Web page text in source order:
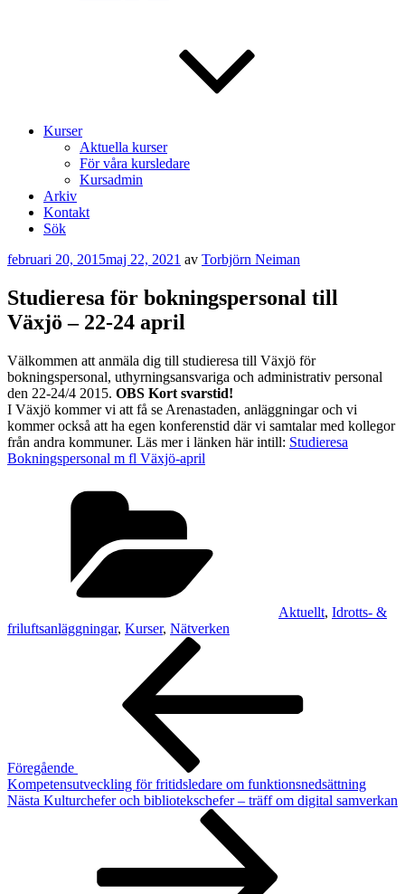
Kurser
Aktuella kurser
För våra kursledare
Kursadmin
Arkiv
Kontakt
Sök
Publicerat
februari 20, 2015maj 22, 2021 av Torbjörn Neiman
Studieresa för bokningspersonal till
Växjö – 22-24 april
Välkommen att anmäla dig till studieresa till Växjö för
bokningspersonal, uthyrningsansvariga och administrativ personal
den 22-24/4 2015. OBS Kort svarstid!
I Växjö kommer vi att få se Arenastaden, anläggningar och vi
kommer också att ha egen konferenstid där vi samtalar med kollegor
från andra kommuner. Läs mer i länken här intill: Studieresa
Bokningspersonal m fl Växjö-april
Aktuellt, Idrotts- &
friluftsanläggningar, Kurser, Nätverken
Inläggsnavigering
Föregående
Kompetensutveckling för fritidsledare om funktionsnedsättning
Nästa
Nästa Kulturchefer och bibliotekschefer – träff om digital samverkan